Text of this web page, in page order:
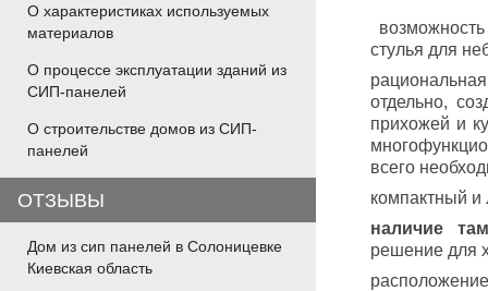
О характеристиках используемых
материалов
О процессе эксплуатации зданий из
СИП-панелей
О строительстве домов из СИП-
панелей
ОТЗЫВЫ
Дом из сип панелей в Солоницевке
Киевская область
стулья для
отдельно,
прихожей и
всего
компактный
наличие
решение для